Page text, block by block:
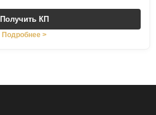
Получить КП
Подробнее >